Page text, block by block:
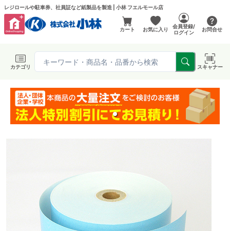
レジロールや駐車券、社員証など紙製品を製造 | 小林 フエルモール店
カート お気に入り
会員登録/
ログイン
お問合せ
カテゴリ スキャナー